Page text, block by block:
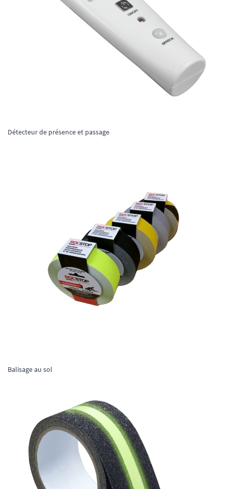
Détecteur de présence et passage
Balisage au sol